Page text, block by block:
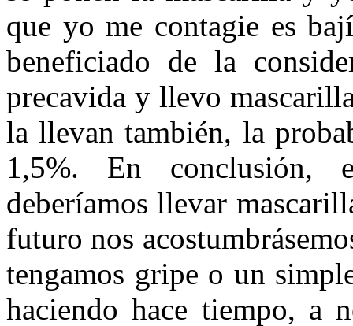
que yo me contagie es
beneficiado de la
precavida y llevo
la llevan también, la
1,5%. En conclusión,
deberíamos llevar
futuro nos
tengamos gripe o un
haciendo hace tiempo, a